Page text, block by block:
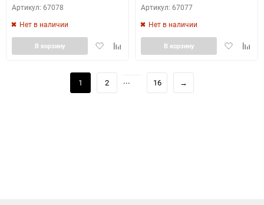
Артикул: 67078
Нет в наличии
ДобавитьДобавить
В корзину
Артикул: 67077
Нет в наличии
Добавить
В корзину
1 2 ... 16 →